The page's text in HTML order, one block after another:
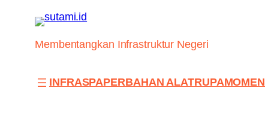
contentMembentangkan Infrastruktur Negeri
INFRASPAPERBAHAN ALATRUPAMOMEN